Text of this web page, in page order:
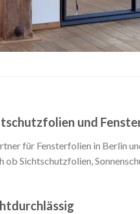
und
für Fensterfolien in Berlin
ob Sichtschutzfolien,